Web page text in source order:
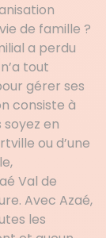
de famille ?
a perdu
tout
gérer ses
consiste à
soyez en
ou d’une
Val de
Avec Azaé,
les